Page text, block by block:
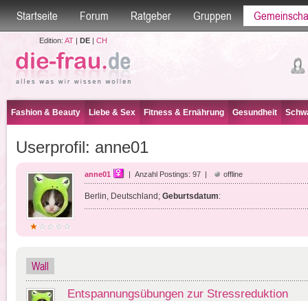
Startseite Forum Ratgeber Gruppen
Edition: AT| DE| CH
Fashion & Beauty Liebe & Sex Fitness & Ernährung Gesundheit
Userprofil: anne01
anne01 | Anzahl Postings: 97 | offline
Berlin, Deutschland; Geburtsdatum:
Wall
Entspannungsübungen zur Stressreduktion